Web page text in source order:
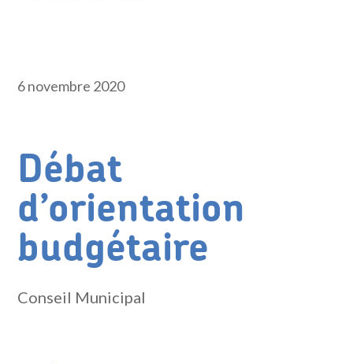
6 novembre 2020
Débat
d’orientation
budgétaire
Conseil Municipal